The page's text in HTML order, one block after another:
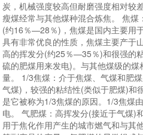
炭，机械强度较高但耐磨强度相对较
瘦煤经常与其他煤种混合炼焦。 焦
(约16％—28％)，焦煤是国内主要用
具有非常优良的性质，焦煤主要产于
高的挥发分(约25％—35％)和很强的
硫的肥煤用来发电)。与其他煤级的
量。 1/3焦煤：介于焦煤、气煤和肥
气煤)，较强的粘结性(类似于肥煤)和
是它被称为1/3焦煤的原因。1/3焦煤
电。 气肥煤：高挥发分(接近于气煤)
用于焦化作用产生的城市燃气和与其